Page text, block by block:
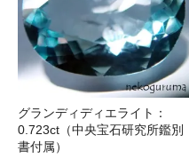
グランディディエライト：
0.723ct（中央宝石研究所鑑別
書付属）